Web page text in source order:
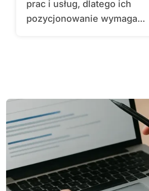
prac i usług, dlatego ich
pozycjonowanie wymaga...